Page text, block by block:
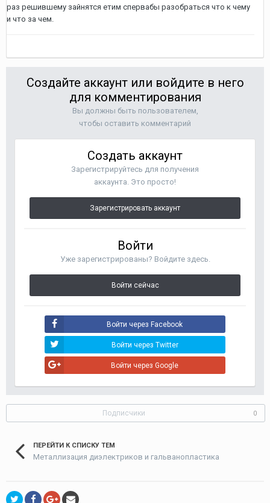
раз решившему зайнятся етим спервабы разобраться что к чему
и что за чем.
Создайте аккаунт или войдите в него
для комментирования
Вы должны быть пользователем,
чтобы оставить комментарий
Создать аккаунт
Зарегистрируйтесь для получения
аккаунта. Это просто!
Зарегистрировать аккаунт
Войти
Уже зарегистрированы? Войдите здесь.
Войти сейчас
Войти через Facebook
Войти через Twitter
Войти через Google
Подписчики 0
ПЕРЕЙТИ К СПИСКУ ТЕМ
Металлизация диэлектриков и гальванопластика